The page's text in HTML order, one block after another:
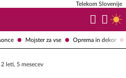
Mojster za vse Oprema in dekor
Telekom Slovenije
2 leti, 5 mesecev